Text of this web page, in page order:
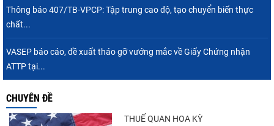
Thông báo 407/TB-VPCP: Tập trung cao độ, tạo chuyển biến thực
chất...
VASEP báo cáo, đề xuất tháo gỡ vướng mắc về Giấy Chứng nhận
ATTP tại...
CHUYÊN ĐỀ
THUẾ QUAN HOA KỲ